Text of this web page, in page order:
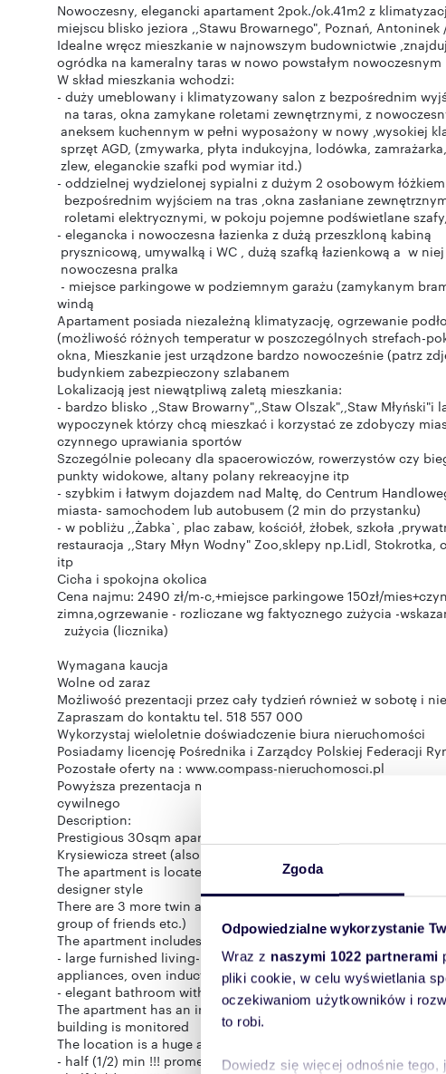
Zgoda
Odpowiedzialne wykorzystanie
Wraz z naszymi 1022 partnerami
pliki cookie, w celu wyświetlania
oczekiwaniom użytkowników i
to robi.
Dowiedz się więcej odnośnie
Nowoczesny, elegancki apartament 2pok./ok.41m2 z
miejscu blisko jeziora ,,Stawu Browarnego", Poznań,
Idealne wręcz mieszkanie w najnowszym budownictwie
ogródka na kameralny taras w nowo powstałym
W skład mieszkania wchodzi:
- duży umeblowany i klimatyzowany salon z bezpośrednim
na taras, okna zamykane roletami zewnętrznymi, z
aneksem kuchennym w pełni wyposażony w nowy ,wysokiej
sprzęt AGD, (zmywarka, płyta indukcyjna, lodówka, zamrażarka,
zlew, eleganckie szafki pod wymiar itd.)
- oddzielnej wydzielonej sypialni z dużym 2 osobowym
bezpośrednim wyjściem na tras ,okna zasłaniane
roletami elektrycznymi, w pokoju pojemne podświetlane szafy,
- elegancka i nowoczesna łazienka z dużą przeszkloną kabiną
prysznicową, umywalką i WC , dużą szafką łazienkową a w niej
nowoczesna pralka
- miejsce parkingowe w podziemnym garażu (zamykanym
windą
Apartament posiada niezależną klimatyzację, ogrzewanie
(możliwość różnych temperatur w poszczególnych strefach-
okna, Mieszkanie jest urządzone bardzo nowocześnie (patrz
budynkiem zabezpieczony szlabanem
Lokalizacją jest niewątpliwą zaletą mieszkania:
- bardzo blisko ,,Staw Browarny",,Staw Olszak",,Staw
wypoczynek którzy chcą mieszkać i korzystać ze zdobyczy
czynnego uprawiania sportów
Szczególnie polecany dla spacerowiczów, rowerzystów czy
punkty widokowe, altany polany rekreacyjne itp
- szybkim i łatwym dojazdem nad Maltę, do Centrum
miasta- samochodem lub autobusem (2 min do przystanku)
- w pobliżu ,,Żabka`, plac zabaw, kościół, żłobek, szkoła
restauracja ,,Stary Młyn Wodny" Zoo,sklepy np.Lidl,
itp
Cicha i spokojna okolica
Cena najmu: 2490 zł/m-c,+miejsce parkingowe 150zł/
zimna,ogrzewanie - rozliczane wg faktycznego zużycia -
zużycia (licznika)
Wymagana kaucja
Wolne od zaraz
Możliwość prezentacji przez cały tydzień również w sobotę i
Zapraszam do kontaktu tel. 518 557 000
Wykorzystaj wieloletnie doświadczenie biura nieruchomości
Posiadamy licencję Pośrednika i Zarządcy Polskiej Federacji
Pozostałe oferty na : www.compass-nieruchomosci.pl
Powyższa prezentacja ma charakter informacyjny i nie stanowi
cywilnego
Description:
Prestigious 30sqm apartment with an air conditioning and a
Krysiewicza street (also short-term rental is possible!!!)
The apartment is located on the 3rd floor in a newly built
designer style
There are 3 more twin apartments available (additional
group of friends etc.)
The apartment includes:
- large furnished living-room with kitchenette-modern and
appliances, oven induction hob, fridge, washing machine, etc.)
- elegant bathroom with a shower cabin and a toilet
The apartment has an independent air conditioning. This
building is monitored
The location is a huge advantage of the apartment:
- half (1/2) min !!! promenade to Półwiejska street